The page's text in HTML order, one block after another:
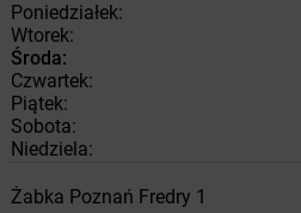
Poniedziałek:
Wtorek:
Środa:
Czwartek:
Piątek:
Sobota:
Niedziela:
Żabka Poznań Fredry 1